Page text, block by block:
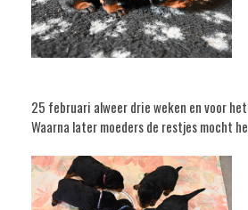
25 februari alweer drie weken en voor
Waarna later moeders de restjes mocht